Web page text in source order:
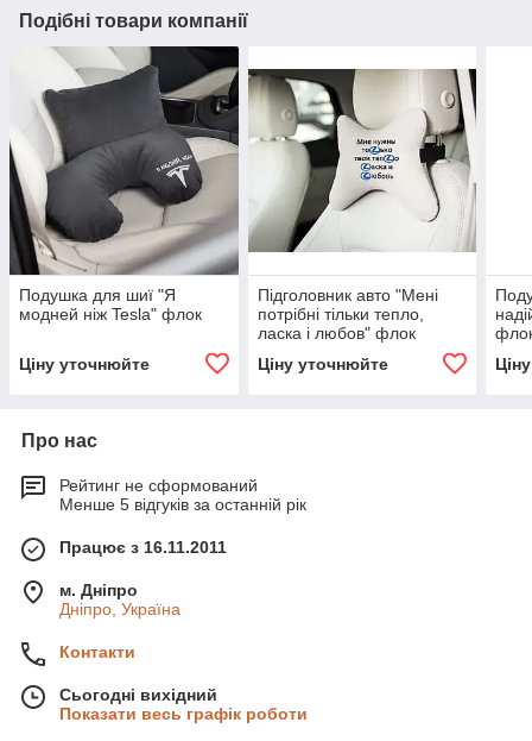
Подібні товари компанії
Подушка для шиї "Я
модней ніж Tesla" флок
Ціну уточнюйте
Підголовник авто "Мені
потрібні тільки тепло,
ласка і любов" флок
Ціну уточнюйте
Про нас
Рейтинг не сформований
Менше 5 відгуків за останній рік
Працює з 16.11.2011
м. Дніпро
Дніпро, Україна
Контакти
Сьогодні вихідний
Показати весь графік роботи